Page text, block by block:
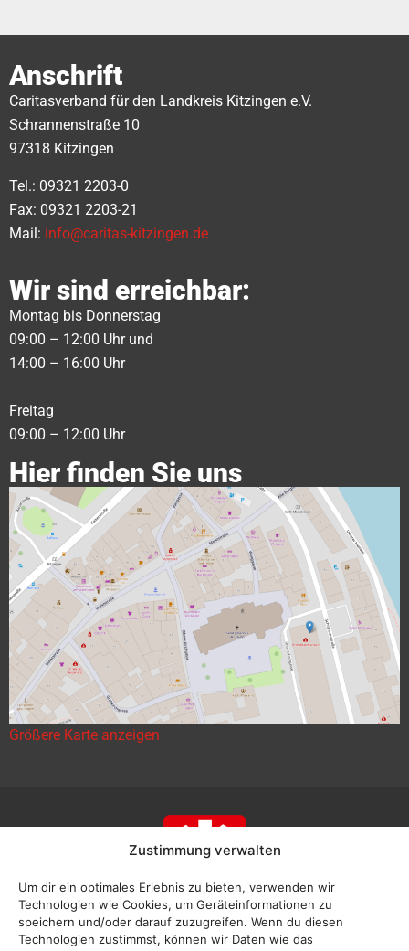
Zustimmung verwalten
Um dir ein optimales Erlebnis zu bieten, verwenden wir
Technologien wie Cookies, um Geräteinformationen zu
speichern und/oder darauf zuzugreifen. Wenn du diesen
Technologien zustimmst, können wir Daten wie das
Anschrift
Caritasverband für den Landkreis Kitzingen e.V.
Schrannenstraße 10
97318 Kitzingen
Tel.: 09321 2203-0
Fax: 09321 2203-21
Mail: info@caritas-kitzingen.de
Wir sind erreichbar:
Montag bis Donnerstag
09:00 – 12:00 Uhr und
14:00 – 16:00 Uhr
Freitag
09:00 – 12:00 Uhr
Hier finden Sie uns
Größere Karte anzeigen